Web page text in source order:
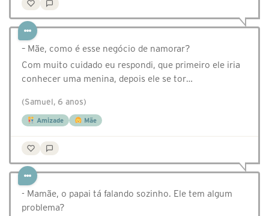
– Mãe, como é esse negócio de namorar?
Com muito cuidado eu respondi, que primeiro ele iria
conhecer uma menina, depois ele se tor…
(Samuel, 6 anos)
Amizade Mãe
- Mamãe, o papai tá falando sozinho. Ele tem algum
problema?